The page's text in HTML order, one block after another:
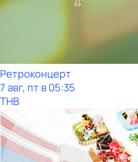
Ретроконцерт
7 авг, пт в 05:35
ТНВ